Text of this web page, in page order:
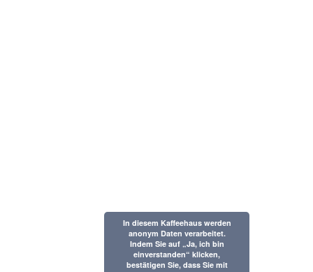
In diesem Kaffeehaus werden
anonym Daten verarbeitet.
Indem Sie auf „Ja, ich bin
einverstanden“ klicken,
bestätigen Sie, dass Sie mit